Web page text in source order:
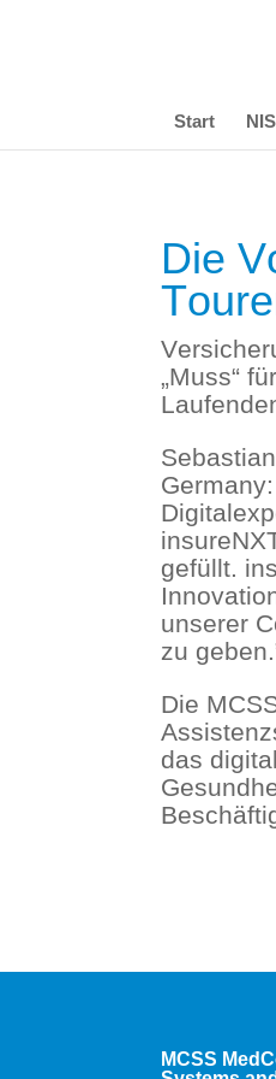
Start
Die
„Muss“
gefüllt.
unserer
zu
Die
das
MCSS